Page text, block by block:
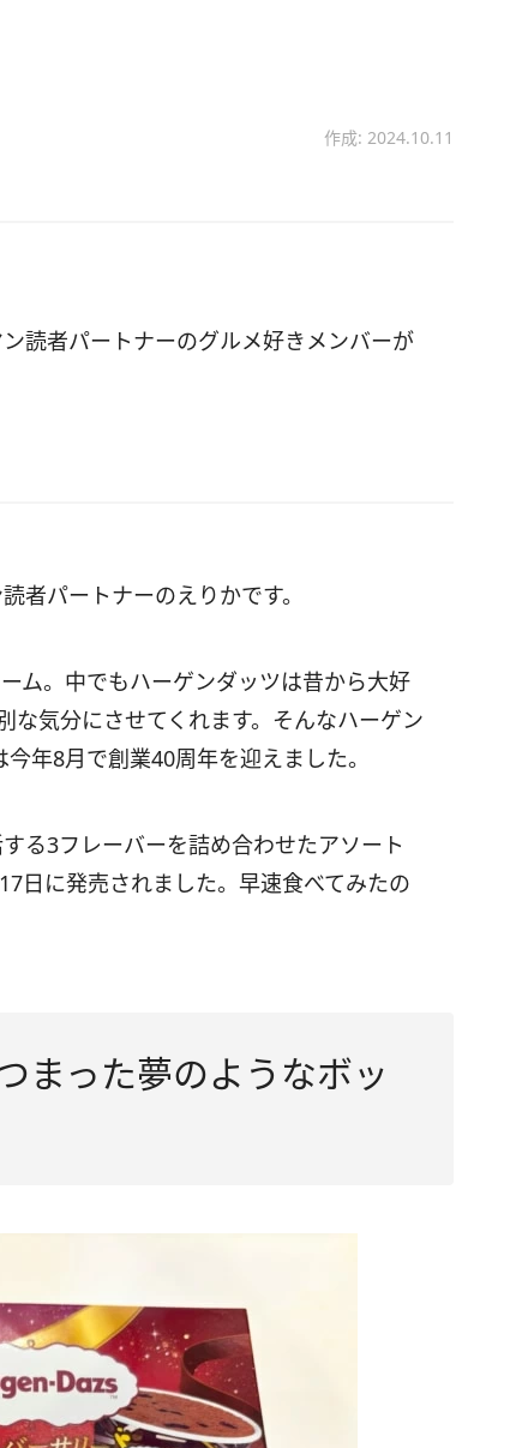
作成: 2024.10.11
読者パートナーのグルメ好きメンバーが
パートナーのえりかです。
ム。中でもハーゲンダッツは昔から大好
な気分にさせてくれます。そんなハーゲン
年8月で創業40周年を迎えました。
る3フレーバーを詰め合わせたアソート
日に発売されました。早速食べてみたの
まった夢のようなボッ